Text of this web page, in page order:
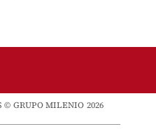
© GRUPO MILENIO 2026